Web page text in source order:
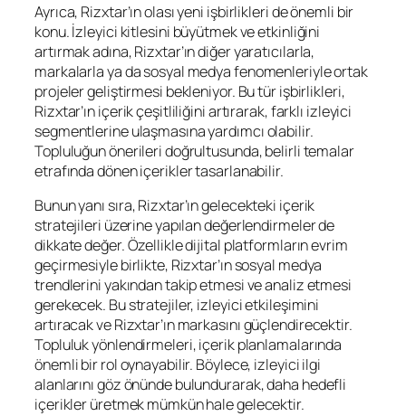
Ayrıca, Rizxtar’ın olası yeni işbirlikleri de önemli bir
konu. İzleyici kitlesini büyütmek ve etkinliğini
artırmak adına, Rizxtar’ın diğer yaratıcılarla,
markalarla ya da sosyal medya fenomenleriyle ortak
projeler geliştirmesi bekleniyor. Bu tür işbirlikleri,
Rizxtar’ın içerik çeşitliliğini artırarak, farklı izleyici
segmentlerine ulaşmasına yardımcı olabilir.
Topluluğun önerileri doğrultusunda, belirli temalar
etrafında dönen içerikler tasarlanabilir.
Bunun yanı sıra, Rizxtar’ın gelecekteki içerik
stratejileri üzerine yapılan değerlendirmeler de
dikkate değer. Özellikle dijital platformların evrim
geçirmesiyle birlikte, Rizxtar’ın sosyal medya
trendlerini yakından takip etmesi ve analiz etmesi
gerekecek. Bu stratejiler, izleyici etkileşimini
artıracak ve Rizxtar’ın markasını güçlendirecektir.
Topluluk yönlendirmeleri, içerik planlamalarında
önemli bir rol oynayabilir. Böylece, izleyici ilgi
alanlarını göz önünde bulundurarak, daha hedefli
içerikler üretmek mümkün hale gelecektir.